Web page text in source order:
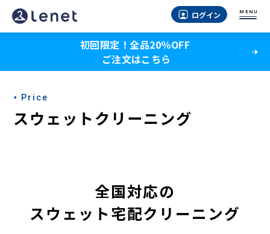
ログイン MENU
初回限定！全品20％OFF
ご注文はこちら
Price
スウェットクリーニング
全国対応の
スウェット宅配クリーニング